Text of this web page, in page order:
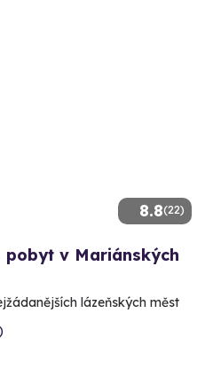
8.8(22)
pobyt v Mariánských
lázeňských měst